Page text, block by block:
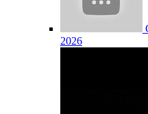
2026